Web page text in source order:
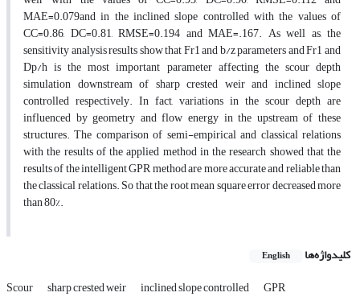
MAE=0.079and in the inclined slope controlled with the values of
CC=0.86, DC=0.81, RMSE=0.194 and MAE=.167. As well as, the
sensitivity analysis results show that Fr1 and b/z parameters and Fr1 and
Dp/h is the most important parameter affecting the scour depth
simulation downstream of sharp crested weir and inclined slope
controlled respectively. In fact, variations in the scour depth are
influenced by geometry and flow energy in the upstream of these
structures. The comparison of semi-empirical and classical relations
with the results of the applied method in the research showed that the
results of the intelligent GPR method are more accurate and reliable than
the classical relations. So that the root mean square error decreased more
than 80%.
کلیدواژه‌ها English
Scour sharp crested weir inclined slope controlled GPR